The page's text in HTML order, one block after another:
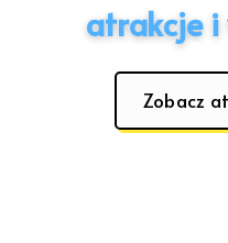
atrakcje i
na
Zobacz